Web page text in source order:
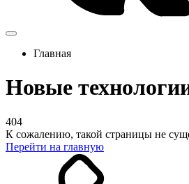
Главная
Новые
404
К сожалению, такой страницы не
Перейти на главную